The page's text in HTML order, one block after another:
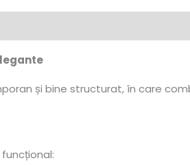
și bine structurat, în care